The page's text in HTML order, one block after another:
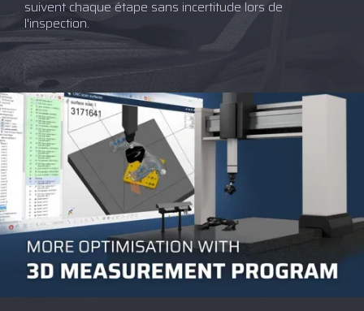
suivent chaque étape sans incertitude lors de
l'inspection.